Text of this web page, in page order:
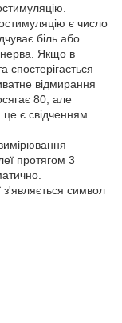
є число
біль або
нерва. Якщо в
спостерігається
відмирання
80, але
це є свідченням
протягом 3
символ